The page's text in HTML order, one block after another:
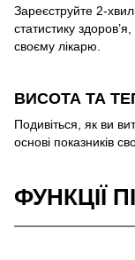
Зареєструйте 2-
статистику
своєму лікарю.
ВИСОТА ТА
Подивіться, як ви
основі показників
ФУНКЦІЇ